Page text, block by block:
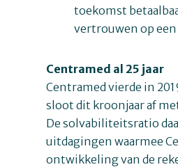
toekomst
vertrouwen op
Centramed al 25 jaar
Centramed vierde in
sloot dit kroonjaar af
De solvabiliteitsratio
uitdagingen waarmee
ontwikkeling van de